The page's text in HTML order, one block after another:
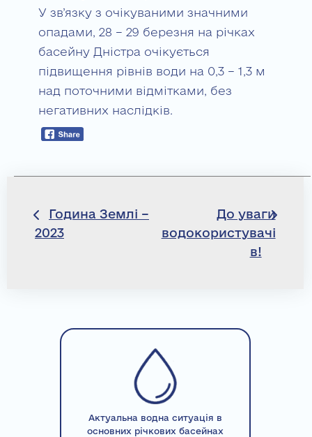
У зв’язку з очікуваними значними
опадами, 28 – 29 березня на річках
басейну Днiстра очiкується
підвищення рiвнiв води на 0,3 – 1,3 м
над поточними відмітками, без
негативних наслiдкiв.
Навігація
записів
Година Землі –
2023
До уваги
водокористувачі
в!
Актуальна водна ситуація в
основних річкових басейнах